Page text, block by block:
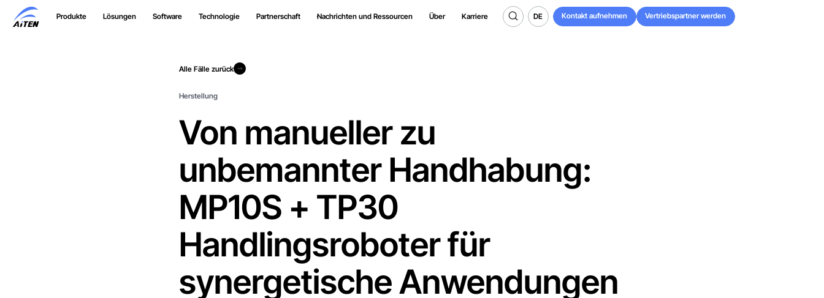
Hauptinhalt
Produkte Lösungen Software Technologie Partnerschaft Nachrichten und Ressourcen Über Karriere
DE
DE
Kontakt aufnehmen
Kontakt aufnehmen
Vertriebspartner werden
Vertriebspartner werden
Alle Fälle zurück
Herstellung
Von manueller zu
unbemannter Handhabung:
MP10S + TP30
Handlingsroboter für
synergetische Anwendungen